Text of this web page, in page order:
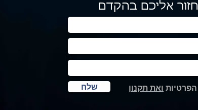
אליכם בהקדם
שלח ואת תקנון